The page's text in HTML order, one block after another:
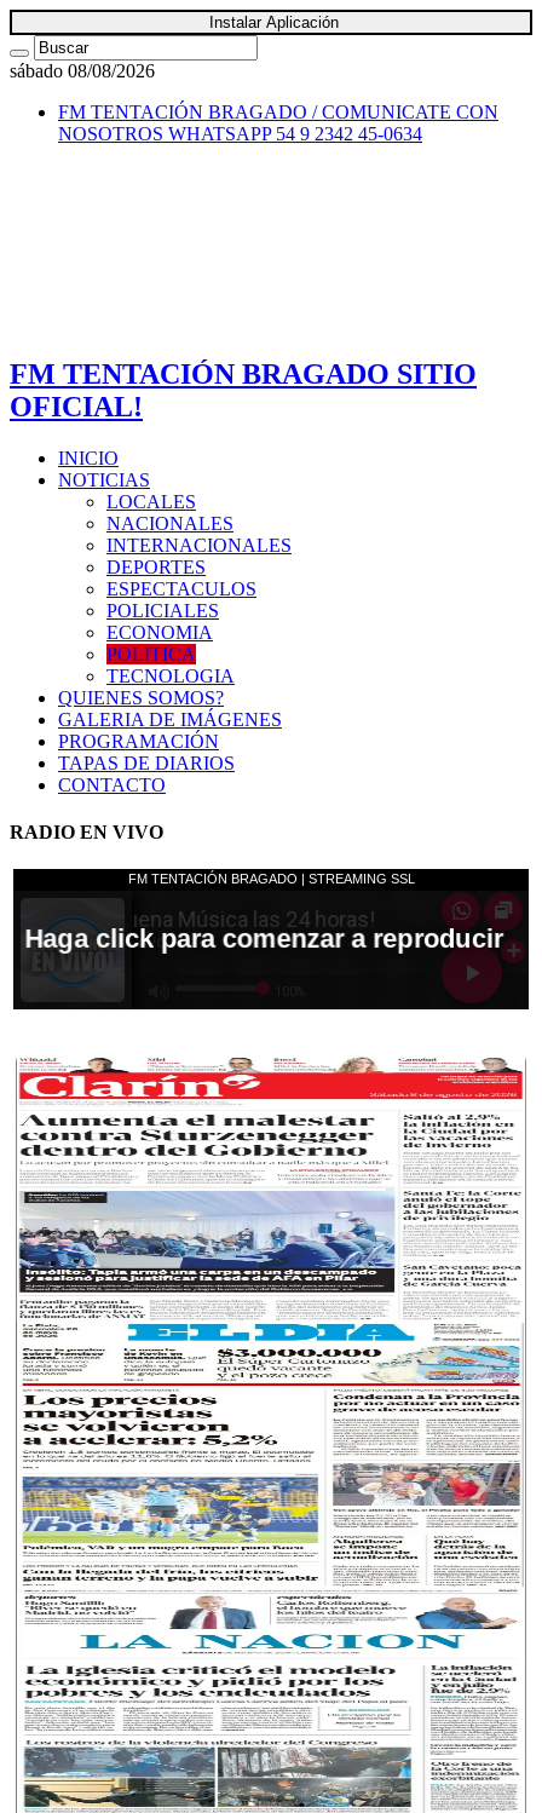
Instalar Aplicación
sábado 08/08/2026
FM TENTACIÓN BRAGADO / COMUNICATE CON
NOSOTROS WHATSAPP 54 9 2342 45-0634
FM TENTACIÓN BRAGADO SITIO
OFICIAL!
INICIO
NOTICIAS
LOCALES
NACIONALES
INTERNACIONALES
DEPORTES
ESPECTACULOS
POLICIALES
ECONOMIA
POLITICA
TECNOLOGIA
QUIENES SOMOS?
GALERIA DE IMÁGENES
PROGRAMACIÓN
TAPAS DE DIARIOS
CONTACTO
RADIO EN VIVO